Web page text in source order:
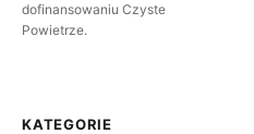
dofinansowaniu Czyste
Powietrze.
KATEGORIE